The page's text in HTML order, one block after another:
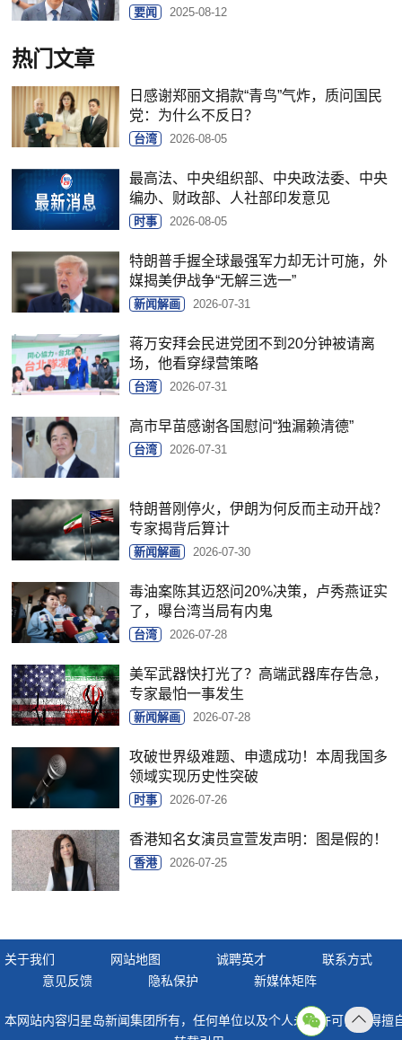
要闻 2025-08-12
热门文章
日感谢郑丽文捐款“青鸟”气炸，质问国民
党：为什么不反日？
台湾 2026-08-05
最高法、中央组织部、中央政法委、中央
编办、财政部、人社部印发意见
时事 2026-08-05
特朗普手握全球最强军力却无计可施，外
媒揭美伊战争“无解三选一”
新闻解画 2026-07-31
蒋万安拜会民进党团不到20分钟被请离
场，他看穿绿营策略
台湾 2026-07-31
高市早苗感谢各国慰问“独漏赖清德”
台湾 2026-07-31
特朗普刚停火，伊朗为何反而主动开战？
专家揭背后算计
新闻解画 2026-07-30
毒油案陈其迈怒问20%决策，卢秀燕证实
了，曝台湾当局有内鬼
台湾 2026-07-28
美军武器快打光了？高端武器库存告急，
专家最怕一事发生
新闻解画 2026-07-28
攻破世界级难题、申遗成功！本周我国多
领域实现历史性突破
时事 2026-07-26
香港知名女演员宣萱发声明：图是假的！
香港 2026-07-25
关于我们 网站地图 诚聘英才
联系方式
意见反馈
隐私保护 新媒体矩阵
本网站内容归星岛新闻集团所有，任何单位以及个人未经许可，不得擅